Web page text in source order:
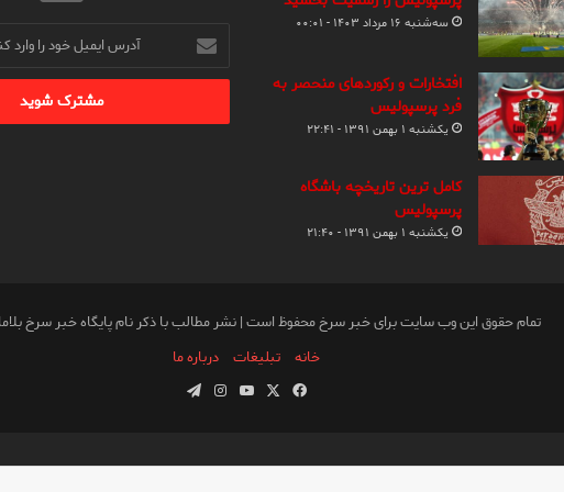
سه‌شنبه ۱۶ مرداد ۱۴۰۳ - ۰۰:۰۱
افتخارات و رکوردهای منحصر به
فرد پرسپولیس
یکشنبه ۱ بهمن ۱۳۹۱ - ۲۲:۴۱
کامل ترین تاریخچه باشگاه
پرسپولیس
یکشنبه ۱ بهمن ۱۳۹۱ - ۲۱:۴۰
آدرس
ایمیل
خود
وارد
تمام حقوق این وب سایت برای خبر سرخ محفوظ است | نشر مطالب با ذکر نام پایگاه خبر سرخ
خانه
تبلیغات
درباره ما
فیس
یوتیوباینستاگرام
تلگرام